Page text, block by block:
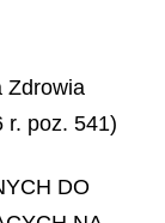
Zdrowia
r. poz. 541)
DO